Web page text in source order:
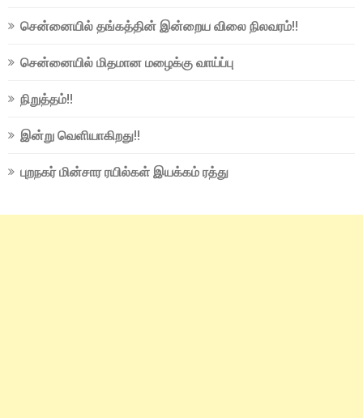
சென்னையில் தங்கத்தின் இன்றைய விலை நிலவரம்!!
சென்னையில் மிதமான மழைக்கு வாய்ப்பு
நிறுத்தம்!!
இன்று வெளியாகிறது!!
புறநகர் மின்சார ரயில்கள் இயக்கம் ரத்து